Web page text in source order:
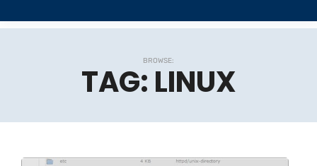
BROWSE:
TAG: LINUX